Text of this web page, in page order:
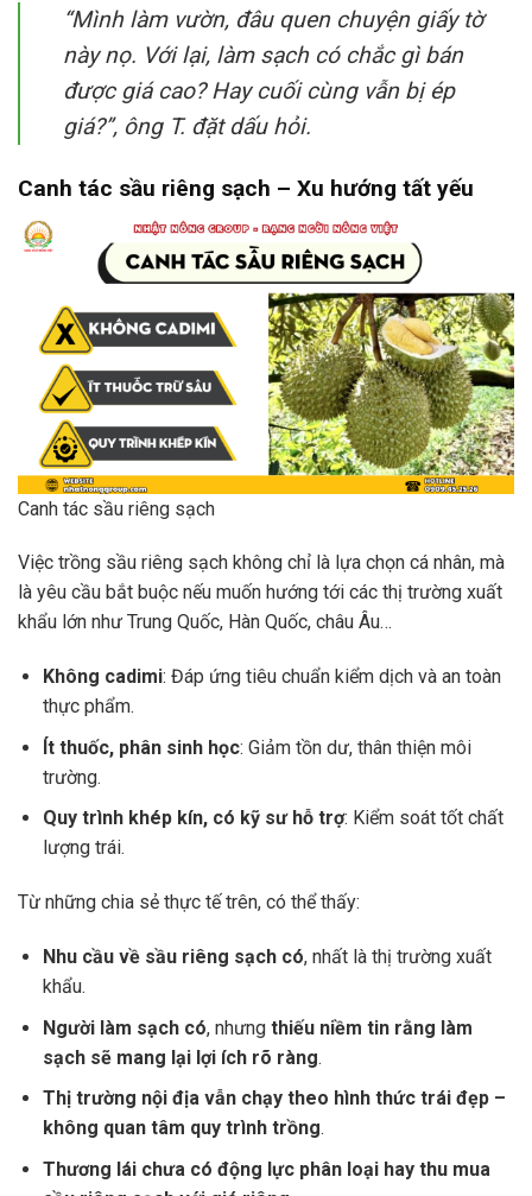
“Mình làm vườn, đâu quen chuyện giấy tờ
này nọ. Với lại, làm sạch có chắc gì bán
được giá cao? Hay cuối cùng vẫn bị ép
giá?”, ông T. đặt dấu hỏi.
Canh tác sầu riêng sạch – Xu hướng tất yếu
Canh tác sầu riêng sạch
Việc trồng sầu riêng sạch không chỉ là lựa chọn cá nhân, mà
là yêu cầu bắt buộc nếu muốn hướng tới các thị trường xuất
khẩu lớn như Trung Quốc, Hàn Quốc, châu Âu…
Không cadimi: Đáp ứng tiêu chuẩn kiểm dịch và an toàn
thực phẩm.
Ít thuốc, phân sinh học: Giảm tồn dư, thân thiện môi
trường.
Quy trình khép kín, có kỹ sư hỗ trợ: Kiểm soát tốt chất
lượng trái.
Từ những chia sẻ thực tế trên, có thể thấy:
Nhu cầu về sầu riêng sạch có, nhất là thị trường xuất
khẩu.
Người làm sạch có, nhưng thiếu niềm tin rằng làm
sạch sẽ mang lại lợi ích rõ ràng.
Thị trường nội địa vẫn chạy theo hình thức trái đẹp –
không quan tâm quy trình trồng.
Thương lái chưa có động lực phân loại hay thu mua